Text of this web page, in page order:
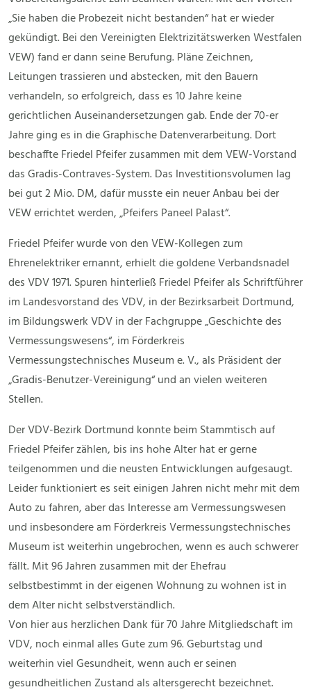
„Sie haben die Probezeit nicht bestanden“ hat er wieder
gekündigt. Bei den Vereinigten Elektrizitätswerken Westfalen
VEW) fand er dann seine Berufung. Pläne Zeichnen,
Leitungen trassieren und abstecken, mit den Bauern
verhandeln, so erfolgreich, dass es 10 Jahre keine
gerichtlichen Auseinandersetzungen gab. Ende der 70-er
Jahre ging es in die Graphische Datenverarbeitung. Dort
beschaffte Friedel Pfeifer zusammen mit dem VEW-Vorstand
das Gradis-Contraves-System. Das Investitionsvolumen lag
bei gut 2 Mio. DM, dafür musste ein neuer Anbau bei der
VEW errichtet werden, „Pfeifers Paneel Palast“.
Friedel Pfeifer wurde von den VEW-Kollegen zum
Ehrenelektriker ernannt, erhielt die goldene Verbandsnadel
des VDV 1971. Spuren hinterließ Friedel Pfeifer als Schriftführer
im Landesvorstand des VDV, in der Bezirksarbeit Dortmund,
im Bildungswerk VDV in der Fachgruppe „Geschichte des
Vermessungswesens“, im Förderkreis
Vermessungstechnisches Museum e. V., als Präsident der
„Gradis-Benutzer-Vereinigung“ und an vielen weiteren
Stellen.
Der VDV-Bezirk Dortmund konnte beim Stammtisch auf
Friedel Pfeifer zählen, bis ins hohe Alter hat er gerne
teilgenommen und die neusten Entwicklungen aufgesaugt.
Leider funktioniert es seit einigen Jahren nicht mehr mit dem
Auto zu fahren, aber das Interesse am Vermessungswesen
und insbesondere am Förderkreis Vermessungstechnisches
Museum ist weiterhin ungebrochen, wenn es auch schwerer
fällt. Mit 96 Jahren zusammen mit der Ehefrau
selbstbestimmt in der eigenen Wohnung zu wohnen ist in
dem Alter nicht selbstverständlich.
Von hier aus herzlichen Dank für 70 Jahre Mitgliedschaft im
VDV, noch einmal alles Gute zum 96. Geburtstag und
weiterhin viel Gesundheit, wenn auch er seinen
gesundheitlichen Zustand als altersgerecht bezeichnet.